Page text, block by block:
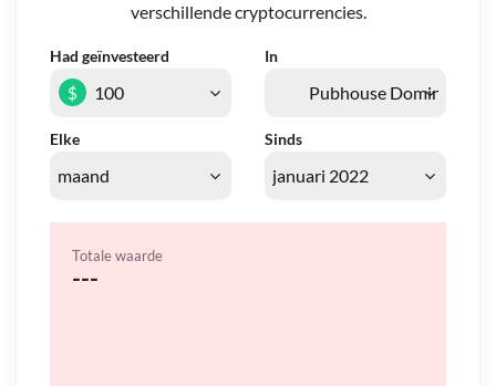
verschillende cryptocurrencies.
Had geïnvesteerd In
Elke Sinds
$
Totale waarde
---